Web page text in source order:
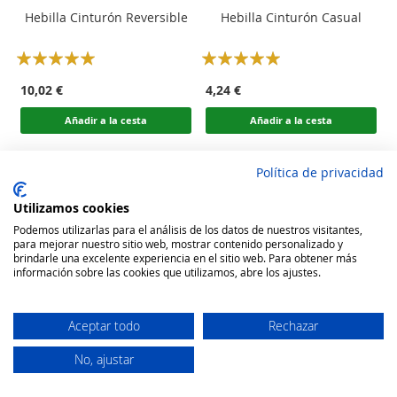
Hebilla Cinturón Reversible
Rating:
10,02 €
Añadir a la cesta
Hebilla Cinturón Casual
Rating:
4,24 €
Añadir a la cesta
Política de privacidad
Utilizamos cookies
Podemos utilizarlas para el análisis de los datos de nuestros visitantes,
para mejorar nuestro sitio web, mostrar contenido personalizado y
brindarle una excelente experiencia en el sitio web. Para obtener más
información sobre las cookies que utilizamos, abre los ajustes.
Aceptar todo Rechazar
No, ajustar